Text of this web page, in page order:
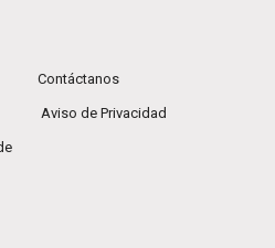
Contáctanos
Aviso de Privacidad